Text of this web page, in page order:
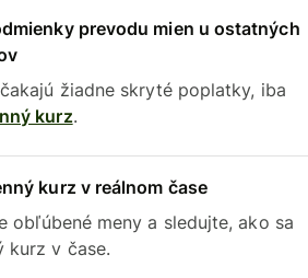
prevodu mien u ostatných
žiadne skryté poplatky, iba
kurz.
kurz v reálnom čase
obľúbené meny a sledujte, ako sa
kurz v čase.